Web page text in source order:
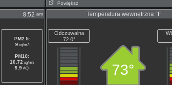
Powiększ
8:52 am
PM2.5:
9ug/m3
PM10:
10.72 ug/m3
9.9 AQI
Temperatura wewnętrzna °F
Odczuwalna
72.0°
73°